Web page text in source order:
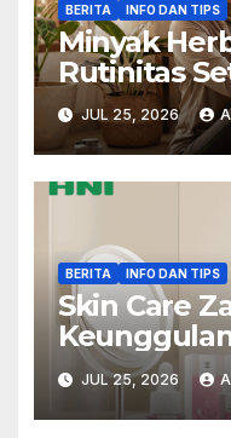
BERITA INFO DAN TIPS
Minyak
Rutinitas
Padat
JUL 25, 2026
BERITA INFO DAN TIPS
Skin Care
JUL 25, 2026